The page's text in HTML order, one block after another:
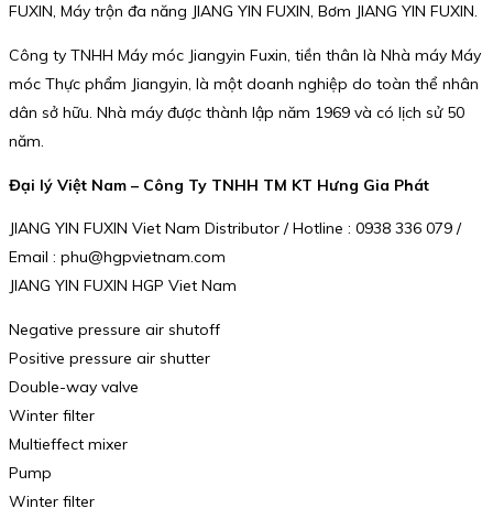
FUXIN, Máy trộn đa năng JIANG YIN FUXIN, Bơm JIANG YIN FUXIN.
Công ty TNHH Máy móc Jiangyin Fuxin, tiền thân là Nhà máy Máy
móc Thực phẩm Jiangyin, là một doanh nghiệp do toàn thể nhân
dân sở hữu. Nhà máy được thành lập năm 1969 và có lịch sử 50
năm.
Đại lý Việt Nam – Công Ty TNHH TM KT Hưng Gia Phát
JIANG YIN FUXIN Viet Nam Distributor / Hotline : 0938 336 079 /
Email : phu@hgpvietnam.com
JIANG YIN FUXIN HGP Viet Nam
Negative pressure air shutoff
Positive pressure air shutter
Double-way valve
Winter filter
Multieffect mixer
Pump
Winter filter